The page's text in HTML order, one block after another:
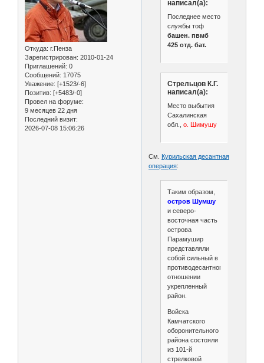
Откуда: г.Пенза
Зарегистрирован: 2010-01-24
Приглашений: 0
Сообщений: 17075
Уважение: [+1523/-6]
Позитив: [+5483/-0]
Провел на форуме:
9 месяцев 22 дня
Последний визит:
2026-07-08 15:06:26
написал(а):
Последнее место
службы тоф
башен. пвмб
425 отд. бат.
Стрельцов К.Г.
написал(а):
Место выбытия
Сахалинская
обл., о. Шимушу
См.
Курильская десантная
операция:
Таким образом,
остров Шумшу
и северо-
восточная часть
острова
Парамушир
представляли
собой сильный в
противодесантном
отношении
укрепленный
район.
Войска
Камчатского
оборонительного
района состояли
из 101-й
стрелковой